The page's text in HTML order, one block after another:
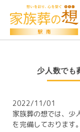
少人数でも
2022/11/01
家族葬の想では、少
を完備しております。